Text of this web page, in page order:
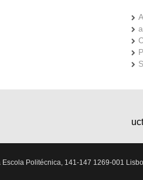
Escola Politécnica, 141-147 1269-001